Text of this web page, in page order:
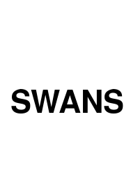
SWANS